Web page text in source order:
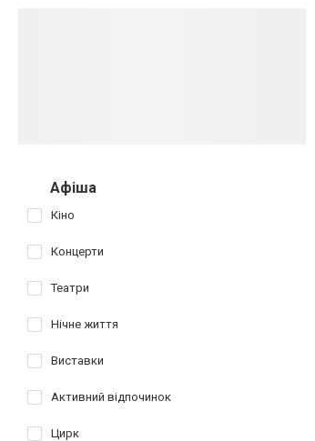
Афіша
Кіно
Концерти
Театри
Нічне життя
Виставки
Активний відпочинок
Цирк